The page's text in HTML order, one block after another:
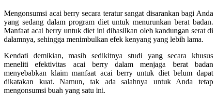
Mengonsumsi acai berry secara teratur sangat disarankan bagi Anda
yang sedang dalam program diet untuk menurunkan berat badan.
Manfaat acai berry untuk diet ini dihasilkan oleh kandungan serat di
dalamnya, sehingga menimbulkan efek kenyang yang lebih lama.
Kendati demikian, masih sedikitnya studi yang secara khusus
meneliti efektivitas acai berry dalam menjaga berat badan
menyebabkan klaim manfaat acai berry untuk diet belum dapat
dikatakan kuat. Namun, tak ada salahnya untuk Anda tetap
mengonsumsi buah yang satu ini.